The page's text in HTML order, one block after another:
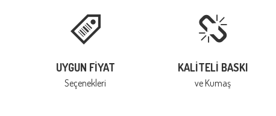
UYGUN FIYAT
Seçenekleri
KALITELI BASKI
ve Kumaş